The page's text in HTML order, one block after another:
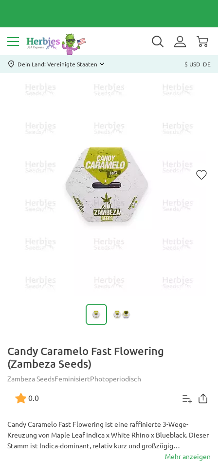
Dein Land: Vereinigte Staaten $ USD DE
Candy Caramelo Fast Flowering
(Zambeza Seeds)
Zambeza SeedsFeminisiertPhotoperiodisch
0.0
Candy Caramelo Fast Flowering ist eine raffinierte 3-Wege-
Kreuzung von Maple Leaf Indica x White Rhino x Blueblack. Dieser
Stamm ist Indica-dominant, relativ kurz und großzügig
nachgebend. Es ist ideal für Züchter, die schnelle Blütezeiten und
Mehr anzeigen